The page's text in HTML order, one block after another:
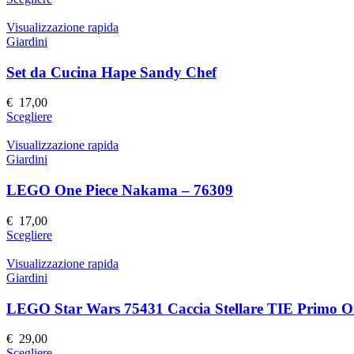
scelte
nella
pagina
prodotto
ha
Le
opzioni
scelte
nella
pagina
prodotto
Visualizzazione rapida
Giardini
Set da Cucina Hape Sandy Chef
€ 17,00
ScegliereQuesto
ha
Le
opzioni
scelte
nella
pagina
prodotto
Visualizzazione rapida
Giardini
LEGO One Piece Nakama – 76309
€ 17,00
ScegliereQuesto
ha
Le
opzioni
Visualizzazione rapida
Giardini
LEGO Star Wars 75431 Caccia Stellare TIE Primo
€ 29,00